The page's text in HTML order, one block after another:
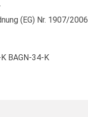
(EG) Nr. 1907/2006
BAGN-34-K